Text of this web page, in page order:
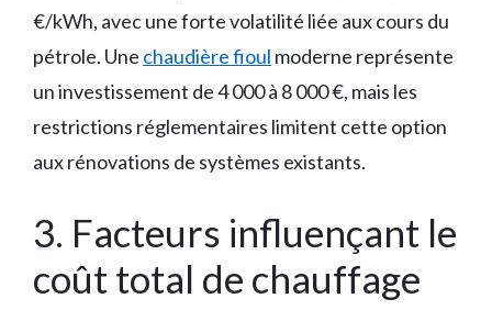
€/kWh, avec une forte volatilité liée aux cours du
pétrole. Une chaudière fioul moderne représente
un investissement de 4 000 à 8 000 €, mais les
restrictions réglementaires limitent cette option
aux rénovations de systèmes existants.
3. Facteurs influençant le
coût total de chauffage